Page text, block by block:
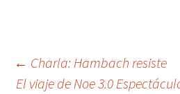
Post
← Charla: Hambach resiste
El viaje de Noe 3.0